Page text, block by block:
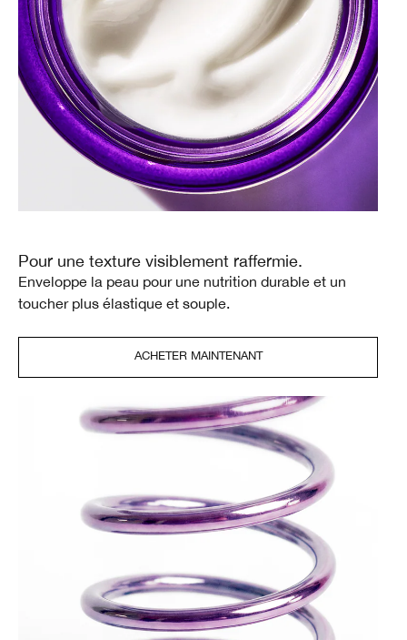
Pour une texture visiblement raffermie.
Enveloppe la peau pour une nutrition durable et un
toucher plus élastique et souple.
ACHETER MAINTENANT